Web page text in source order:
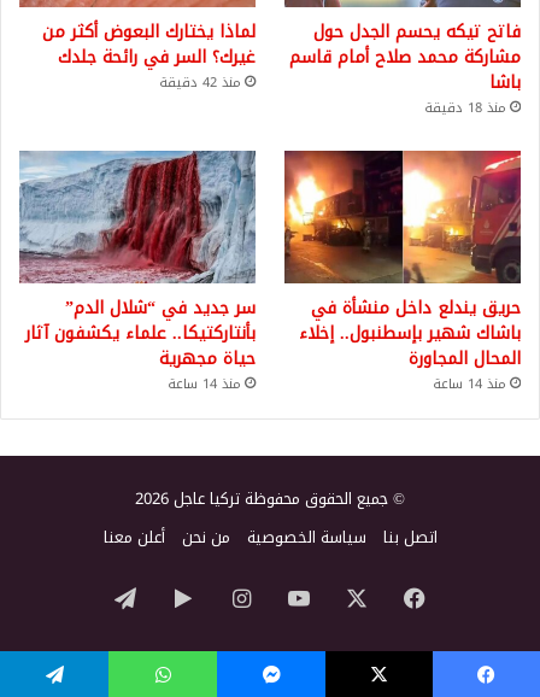
فاتح تيكه يحسم الجدل حول
مشاركة محمد صلاح أمام قاسم
باشا
منذ 18 دقيقة
لماذا يختارك البعوض أكثر من
غيرك؟ السر في رائحة جلدك
منذ 42 دقيقة
حريق يندلع داخل منشأة في
باشاك شهير بإسطنبول.. إخلاء
المحال المجاورة
منذ 14 ساعة
سر جديد في “شلال الدم”
بأنتاركتيكا.. علماء يكشفون آثار
حياة مجهرية
منذ 14 ساعة
© جميع الحقوق محفوظة تركيا عاجل 2026
اتصل بنا سياسة الخصوصية من نحن أعلن معنا
فيسبوك ‫YouTubeانستقرام‏Google
Play
تيلقرام